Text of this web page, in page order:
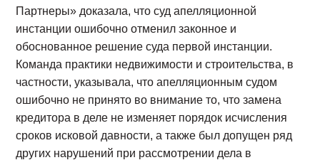
Партнеры» доказала, что суд апелляционной
инстанции ошибочно отменил законное и
обоснованное решение суда первой инстанции.
Команда практики недвижимости и строительства, в
частности, указывала, что апелляционным судом
ошибочно не принято во внимание то, что замена
кредитора в деле не изменяет порядок исчисления
сроков исковой давности, а также был допущен ряд
других нарушений при рассмотрении дела в